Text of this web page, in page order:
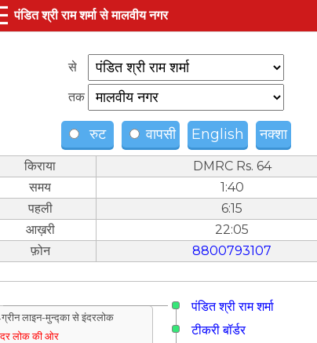
पंडित श्री राम शर्मा से मालवीय नगर
से
तक
रुट वापसी English नक्शा
किराया
DMRC Rs. 64
समय
1:40
पहली
6:15
आख़री
22:05
फ़ोन
8800793107
पंडित श्री राम शर्मा
लाइन-मुन्द्का से इंदरलोक
लोक की ओर
टीकरी बॉर्डर